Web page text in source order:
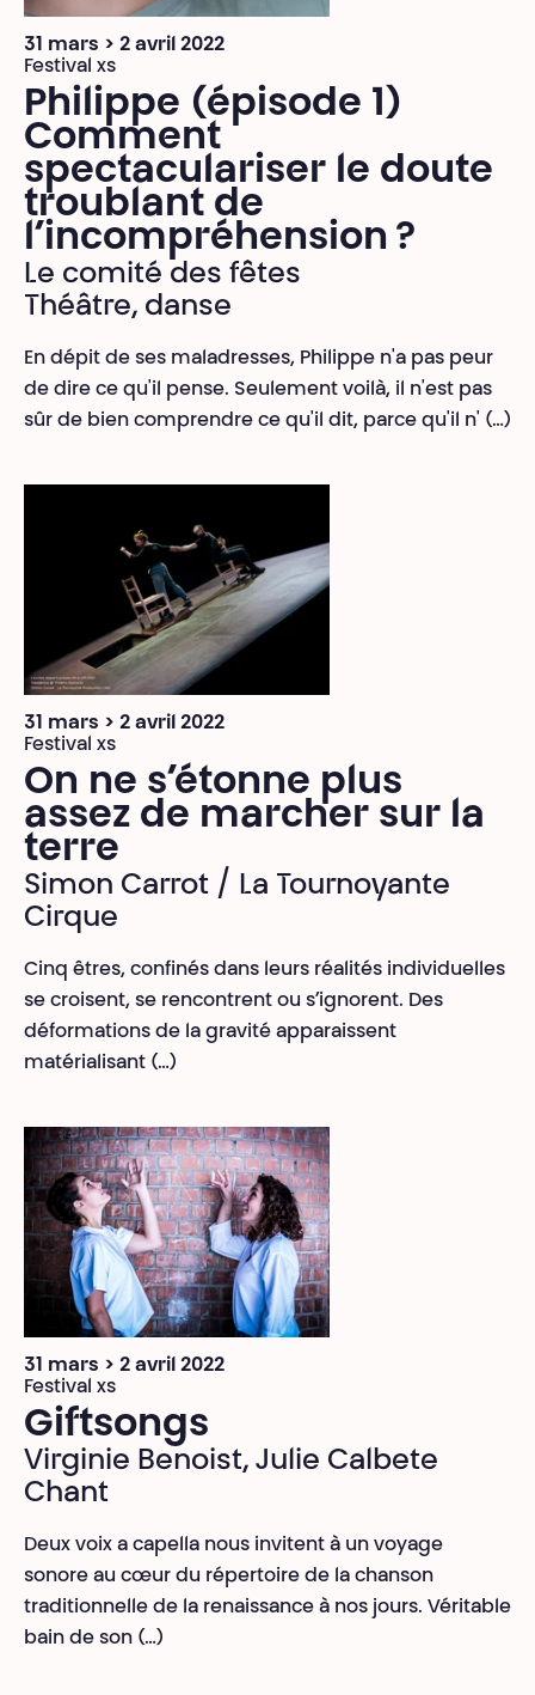
31 mars > 2 avril 2022
Festival xs
Philippe (épisode 1)
Comment
spectaculariser le doute
troublant de
l’incompréhension ?
Le comité des fêtes
Théâtre, danse
En dépit de ses maladresses, Philippe n'a pas peur
de dire ce qu'il pense. Seulement voilà, il n'est pas
sûr de bien comprendre ce qu'il dit, parce qu'il n' (…)
31 mars > 2 avril 2022
Festival xs
On ne s’étonne plus
assez de marcher sur la
terre
Simon Carrot / La Tournoyante
Cirque
Cinq êtres, confinés dans leurs réalités individuelles
se croisent, se rencontrent ou s’ignorent. Des
déformations de la gravité apparaissent
matérialisant (…)
31 mars > 2 avril 2022
Festival xs
Giftsongs
Virginie Benoist, Julie Calbete
Chant
Deux voix a capella nous invitent à un voyage
sonore au cœur du répertoire de la chanson
traditionnelle de la renaissance à nos jours. Véritable
bain de son (…)